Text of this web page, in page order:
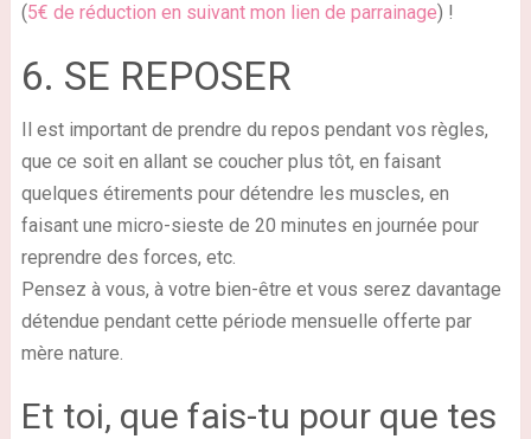
(5€ de réduction en suivant mon lien de parrainage) !
6. SE REPOSER
Il est important de prendre du repos pendant vos règles,
que ce soit en allant se coucher plus tôt, en faisant
quelques étirements pour détendre les muscles, en
faisant une micro-sieste de 20 minutes en journée pour
reprendre des forces, etc.
Pensez à vous, à votre bien-être et vous serez davantage
détendue pendant cette période mensuelle offerte par
mère nature.
Et toi, que fais-tu pour que tes